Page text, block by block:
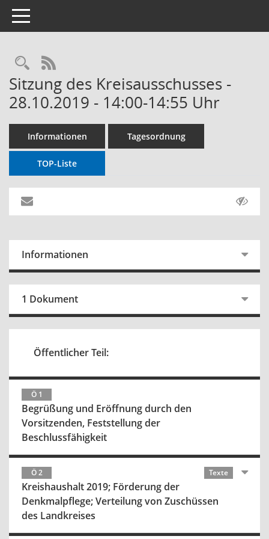
Toggle navigation
RSS-Feed
Sitzung des Kreisausschusses -
28.10.2019 - 14:00-14:55 Uhr
Informationen Tagesordnung
TOP-Liste
Informationen
1 Dokument
Öffentlicher Teil:
Ö 1
Begrüßung und Eröffnung durch den
Vorsitzenden, Feststellung der
Beschlussfähigkeit
Ö 2 Texte
Kreishaushalt 2019; Förderung der
Denkmalpflege; Verteilung von Zuschüssen
des Landkreises